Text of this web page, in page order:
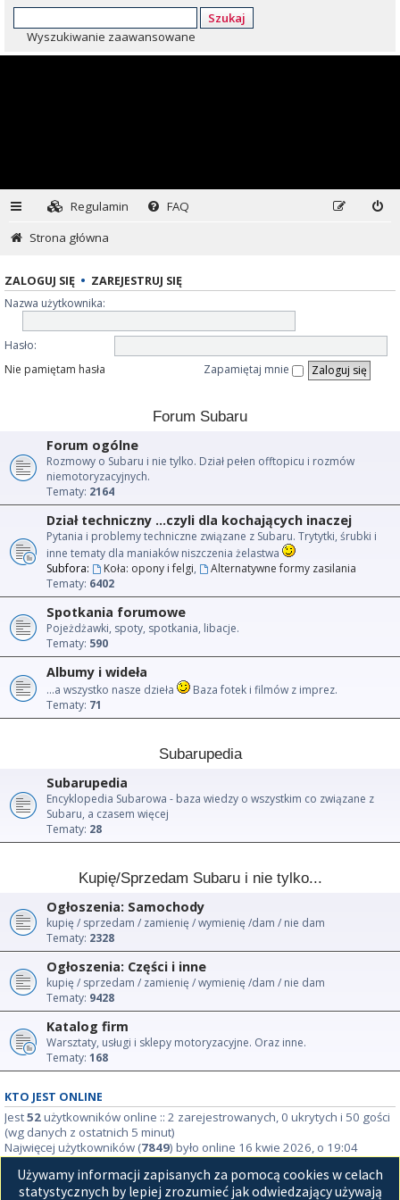
Szukaj
Wyszukiwanie zaawansowane
Regulamin
FAQ
Strona główna
ZALOGUJ SIĘ • ZAREJESTRUJ SIĘ
Nazwa użytkownika:
Hasło:
Nie pamiętam hasła
Zapamiętaj mnie
Forum Subaru
Forum ogólne
Rozmowy o Subaru i nie tylko. Dział pełen offtopicu i rozmów
niemotoryzacyjnych.
Tematy: 2164
Dział techniczny ...czyli dla kochających inaczej
Pytania i problemy techniczne związane z Subaru. Trytytki, śrubki i
inne tematy dla maniaków niszczenia żelastwa
Subfora:
Koła: opony i felgi,
Alternatywne formy zasilania
Tematy: 6402
Spotkania forumowe
Pojeżdżawki, spoty, spotkania, libacje.
Tematy: 590
Albumy i wideła
...a wszystko nasze dzieła
Baza fotek i filmów z imprez.
Tematy: 71
Subarupedia
Subarupedia
Encyklopedia Subarowa - baza wiedzy o wszystkim co związane z
Subaru, a czasem więcej
Tematy: 28
Kupię/Sprzedam Subaru i nie tylko...
Ogłoszenia: Samochody
kupię / sprzedam / zamienię / wymienię /dam / nie dam
Tematy: 2328
Ogłoszenia: Części i inne
kupię / sprzedam / zamienię / wymienię /dam / nie dam
Tematy: 9428
Katalog firm
Warsztaty, usługi i sklepy motoryzacyjne. Oraz inne.
Tematy: 168
KTO JEST ONLINE
Jest52użytkowników online :: 2 zarejestrowanych, 0 ukrytych i 50 gości
(wg danych z ostatnich 5 minut)
Najwięcej użytkowników (7849) było online 16 kwie 2026, o 19:04
STATYSTYKI
Używamy informacji zapisanych za pomocą cookies w celach
statystycznych by lepiej zrozumieć jak odwiedzający używają